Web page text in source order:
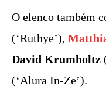
O elenco também
(‘Ruthye’),
David Krumholtz
(‘Alura In-Ze’).